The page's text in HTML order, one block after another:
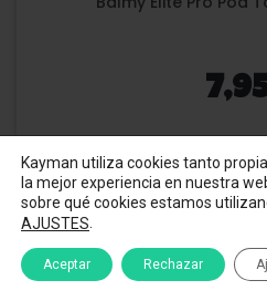
Kayman utiliza cookies tanto
la mejor experiencia en nuestra
sobre qué cookies estamos
AJUSTES
Aceptar Rechazar